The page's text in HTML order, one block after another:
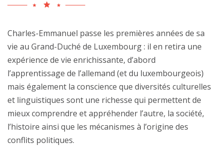
Charles-Emmanuel passe les premières années de sa
vie au Grand-Duché de Luxembourg : il en retira une
expérience de vie enrichissante, d’abord
l’apprentissage de l’allemand (et du luxembourgeois)
mais également la conscience que diversités culturelles
et linguistiques sont une richesse qui permettent de
mieux comprendre et appréhender l’autre, la société,
l’histoire ainsi que les mécanismes à l’origine des
conflits politiques.